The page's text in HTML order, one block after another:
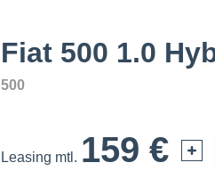
Fiat 500 1.0
500
Leasing mtl. 159 €